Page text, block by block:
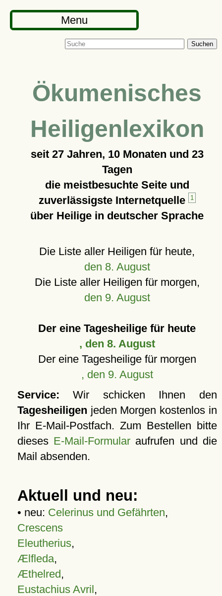
Menu
Suchen
Ökumenisches
Heiligenlexikon
seit 27 Jahren, 10 Monaten und 23
Tagen
die meistbesuchte Seite und
zuverlässigste Internetquelle
1
über Heilige in deutscher Sprache
Die Liste aller Heiligen für heute,
den 8. August
Die Liste aller Heiligen für morgen,
den 9. August
Der eine Tagesheilige für heute
, den 8. August
Der eine Tagesheilige für morgen
, den 9. August
Service: Wir schicken Ihnen den
Tagesheiligen jeden Morgen kostenlos in
Ihr E-Mail-Postfach. Zum Bestellen bitte
dieses E-Mail-Formular aufrufen und die
Mail absenden.
Aktuell und neu:
• neu: Celerinus und Gefährten,
Crescens
Eleutherius,
Ælfleda,
Æthelred,
Eustachius Avril,